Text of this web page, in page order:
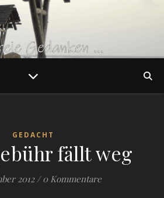
GEDACHT
fällt weg
2012 / 0 Kommentare